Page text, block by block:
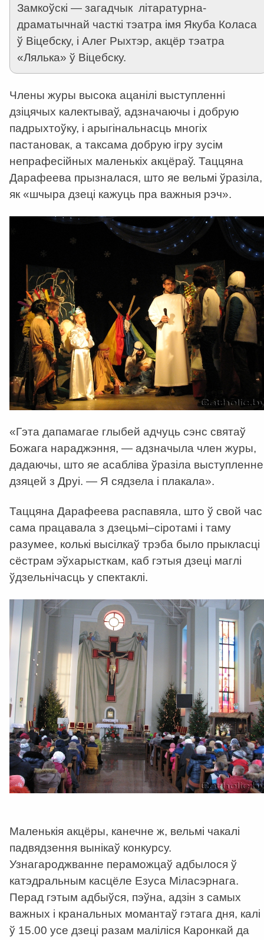
Замкоўскі — загадчык літаратурна-
драматычнай часткі тэатра імя Якуба Коласа
ў Віцебску, і Алег Рыхтэр, акцёр тэатра
«Лялька» ў Віцебску.
Члены журы высока ацанілі выступленні
дзіцячых калектываў, адзначаючы і добрую
падрыхтоўку, і арыгінальнасць многіх
пастановак, а таксама добрую ігру зусім
непрафесійных маленькіх акцёраў. Таццяна
Дарафеева прызналася, што яе вельмі ўразіла,
як «шчыра дзеці кажуць пра важныя рэч».
«Гэта дапамагае глыбей адчуць сэнс святаў
Божага нараджэння, — адзначыла член журы,
дадаючы, што яе асабліва ўразіла выступленне
дзяцей з Друі. — Я сядзела і плакала».
Таццяна Дарафеева распавяла, што ў свой час
сама працавала з дзецьмі–сіротамі і таму
разумее, колькі высілкаў трэба было прыкласці
сёстрам эўхарысткам, каб гэтыя дзеці маглі
ўдзельнічасць у спектаклі.
Маленькія акцёры, канечне ж, вельмі чакалі
падвядзення вынікаў конкурсу.
Узнагароджванне пераможцаў адбылося ў
катэдральным касцёле Езуса Міласэрнага.
Перад гэтым адбыўся, пэўна, адзін з самых
важных і кранальных момантаў гэтага дня, калі
ў 15.00 усе дзеці разам маліліся Каронкай да